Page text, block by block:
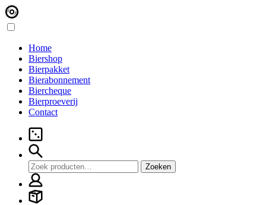
Home
Biershop
Bierpakket
Bierabonnement
Biercheque
Bierproeverij
Contact
Zoeken
naar:
Zoeken